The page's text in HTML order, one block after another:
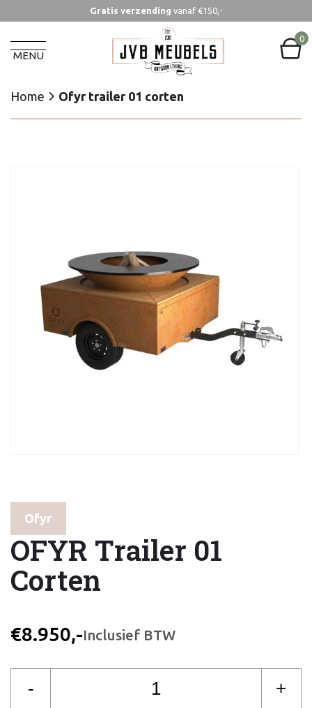
Gratis verzending vanaf €150,-
MENU
0
Home Ofyr trailer 01 corten
Home Ofyr trailer 01 corten
Ofyr
OFYR Trailer 01
Corten
€8.950,-Inclusief BTW
- +